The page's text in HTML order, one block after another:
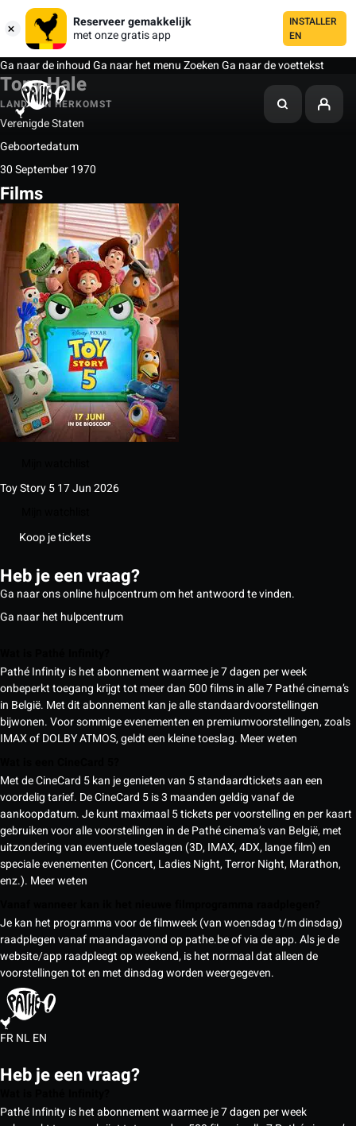
Reserveer gemakkelijk
met onze gratis app
INSTALLER
EN
Ga naar de inhoudGa naar het menuZoekenGa naar de voettekst
Tony Hale
LAND VAN HERKOMST
Verenigde Staten
Geboortedatum
30 September 1970
Films
Toy Story 517 Jun 2026
Koop je tickets
Heb je een vraag?
Ga naar ons online hulpcentrum om het antwoord te vinden.
Ga naar het hulpcentrum
Pathé Infinity is het abonnement waarmee je 7 dagen per week
onbeperkt toegang krijgt tot meer dan 500 films in alle 7 Pathé cinema’s
in België. Met dit abonnement kan je alle standaardvoorstellingen
bijwonen. Voor sommige evenementen en premiumvoorstellingen, zoals
IMAX of DOLBY ATMOS, geldt een kleine toeslag. Meer weten
Met de CineCard 5 kan je genieten van 5 standaardtickets aan een
voordelig tarief. De CineCard 5 is 3 maanden geldig vanaf de
aankoopdatum. Je kunt maximaal 5 tickets per voorstelling en per kaart
gebruiken voor alle voorstellingen in de Pathé cinema’s van België, met
uitzondering van eventuele toeslagen (3D, IMAX, 4DX, lange film) en
speciale evenementen (Concert, Ladies Night, Terror Night, Marathon,
enz.). Meer weten
Je kan het programma voor de filmweek (van woensdag t/m dinsdag)
raadplegen vanaf maandagavond op pathe.be of via de app. Als je de
website/app raadpleegt op weekend, is het normaal dat alleen de
voorstellingen tot en met dinsdag worden weergegeven.
FRNLEN
Heb je een vraag?
Pathé Infinity is het abonnement waarmee je 7 dagen per week